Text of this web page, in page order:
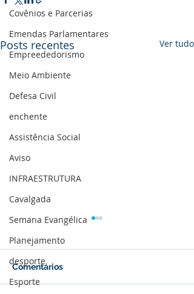
Covênios e Parcerias
Emendas Parlamentares
Empreededorismo
Meio Ambiente
Defesa Civil
enchente
Assistência Social
Aviso
INFRAESTRUTURA
Cavalgada
Semana Evangélica
Planejamento
desporte
Esporte
Posts recentes Ver tudo
Comentários